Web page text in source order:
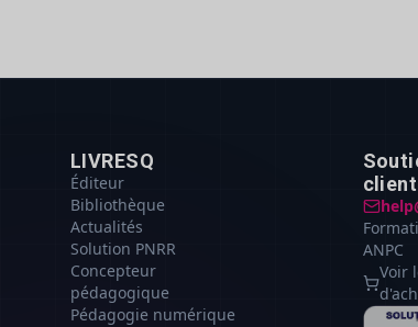
LIVRESQ
Éditeur
Bibliothèque
Actualités
Solution PNRR
Concepteur
pédagogique
Pédagogie numérique
ANPC
Voir